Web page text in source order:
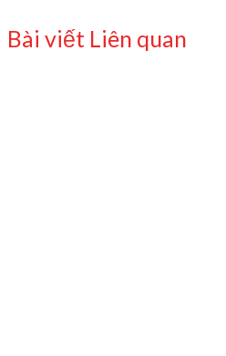
Bài viết Liên quan